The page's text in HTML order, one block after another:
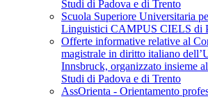
Studi di Padova e di Trento
Scuola Superiore Universitaria
Linguistici CAMPUS CIELS di
Offerte informative relative al
magistrale in diritto italiano
Innsbruck, organizzato insieme
Studi di Padova e di Trento
AssOrienta - Orientamento